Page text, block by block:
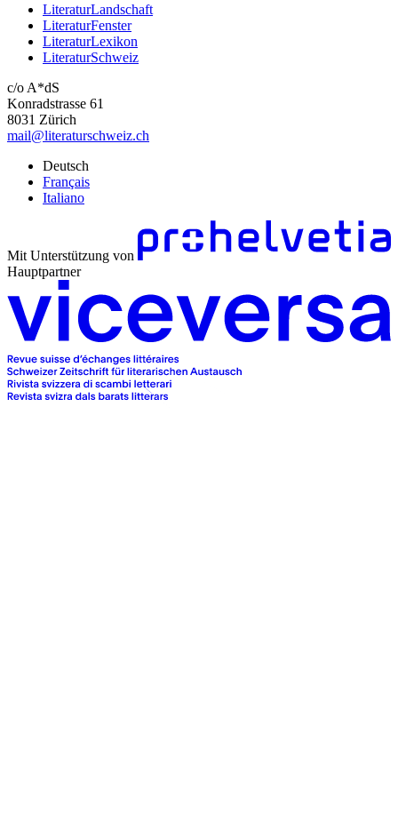
LiteraturLandschaft
LiteraturFenster
LiteraturLexikon
LiteraturSchweiz
c/o A*dS
Konradstrasse 61
8031 Zürich
mail@literaturschweiz.ch
Deutsch
Français
Italiano
Mit Unterstützung von
Hauptpartner